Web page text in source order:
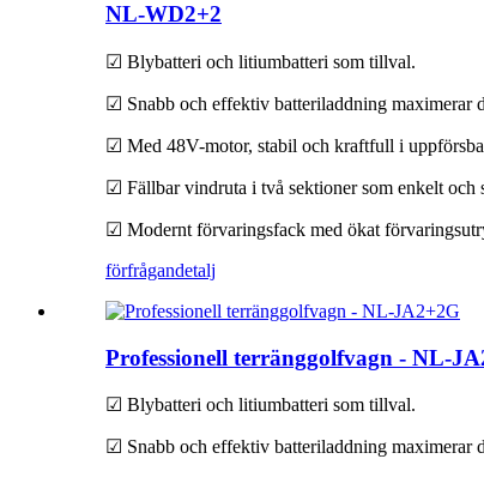
NL-WD2+2
☑ Blybatteri och litiumbatteri som tillval.
☑ Snabb och effektiv batteriladdning maximerar
☑ Med 48V-motor, stabil och kraftfull i
☑ Fällbar vindruta i två sektioner som enkelt och
☑ Modernt förvaringsfack med ökat
förfrågandetalj
Professionell terränggolfvagn - NL-
☑ Blybatteri och litiumbatteri som tillval.
☑ Snabb och effektiv batteriladdning maximerar